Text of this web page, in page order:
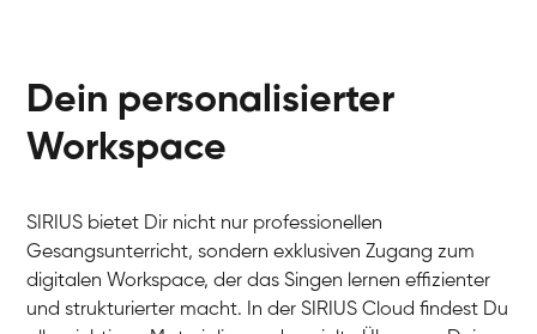
Dein personalisierter
Workspace
SIRIUS bietet Dir nicht nur professionellen
Gesangsunterricht, sondern exklusiven Zugang zum
digitalen Workspace, der das Singen lernen effizienter
und strukturierter macht. In der SIRIUS Cloud findest Du